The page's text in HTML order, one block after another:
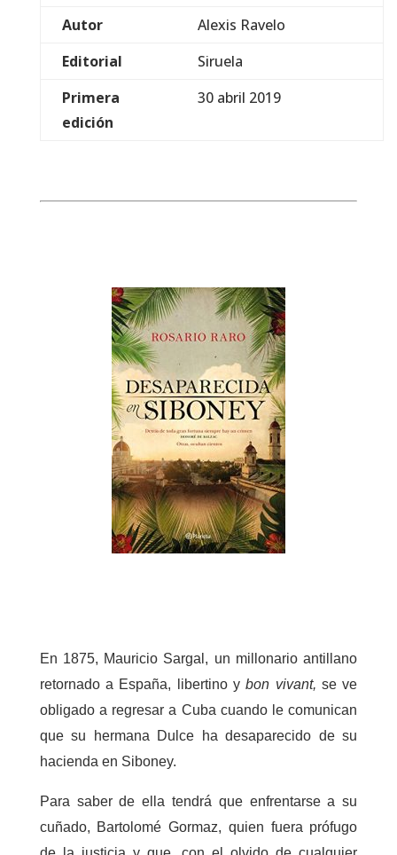
Autor
Alexis Ravelo
Editorial
Siruela
Primera
edición
30 abril 2019
En 1875, Mauricio Sargal, un millonario antillano
retornado a España, libertino ybon vivant, se ve
obligado a regresar a Cuba cuando le comunican
que su hermana Dulce ha desaparecido de su
hacienda en Siboney.
Para saber de ella tendrá que enfrentarse a su
cuñado, Bartolomé Gormaz, quien fuera prófugo